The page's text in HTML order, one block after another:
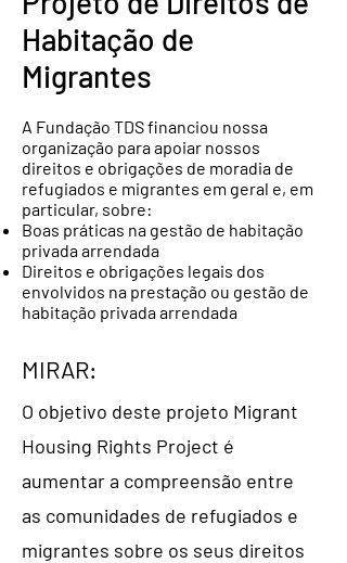
Habitação de
Migrantes
A Fundação TDS financiou nossa
organização para apoiar nossos
direitos e obrigações de moradia de
refugiados e migrantes em geral e, em
particular, sobre:
Boas práticas na gestão de habitação
privada arrendada
Direitos e obrigações legais dos
envolvidos na prestação ou gestão de
habitação privada arrendada
MIRAR:
O objetivo deste projeto Migrant
Housing Rights Project é
aumentar a compreensão entre
as comunidades de refugiados e
migrantes sobre os seus direitos